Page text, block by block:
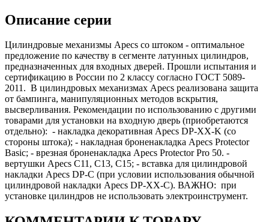
Описание серии
Цилиндровые механизмы Apecs со штоком - оптимальное
предложение по качеству в сегменте латунных цилиндров,
предназначенных для входных дверей. Прошли испытания и
сертификацию в России по 2 классу согласно ГОСТ 5089-
2011. В цилиндровых механизмах Apecs реализована защита
от бампинга, манипуляционных методов вскрытия,
высверливания. Рекомендации по использованию с другими
товарами для установки на входную дверь (приобретаются
отдельно): - накладка декоративная Apecs DP-XX-K (со
стороны штока); - накладная броненакладка Apecs Protector
Basic; - врезная броненакладка Apecs Protector Pro 50. -
вертушки Apecs С11, С13, С15; - вставка для цилиндровой
накладки Apecs DP-C (при условии использования обычной
цилиндровой накладки Apecs DP-XX-C). ВАЖНО: при
установке цилиндров не использовать электроинструмент.